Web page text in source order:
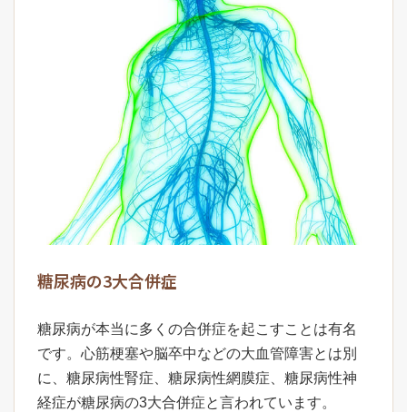
糖尿病の3大合併症
糖尿病が本当に多くの合併症を起こすことは有名
です。心筋梗塞や脳卒中などの大血管障害とは別
に、糖尿病性腎症、糖尿病性網膜症、糖尿病性神
経症が糖尿病の3大合併症と言われています。